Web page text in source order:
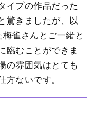
イプの作品だった
驚きましたが、以
雀さんとご一緒と
臨むことができま
の雰囲気はとても
方ないです。